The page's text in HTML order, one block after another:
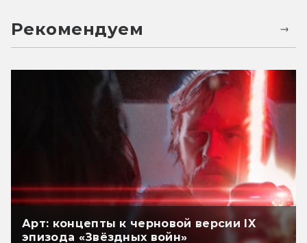
Рекомендуем
Арт: концепты к черновой версии IX
эпизода «Звёздных войн»